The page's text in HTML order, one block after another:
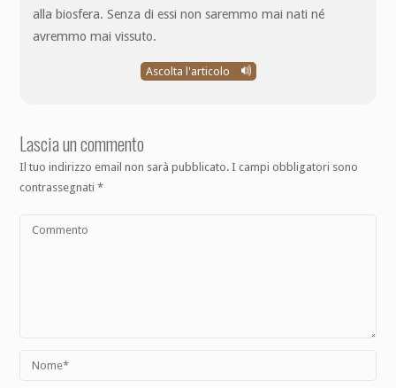
alla biosfera. Senza di essi non saremmo mai nati né
avremmo mai vissuto.
Ascolta l'articolo
Lascia un commento
Il tuo indirizzo email non sarà pubblicato. I campi obbligatori sono
contrassegnati*